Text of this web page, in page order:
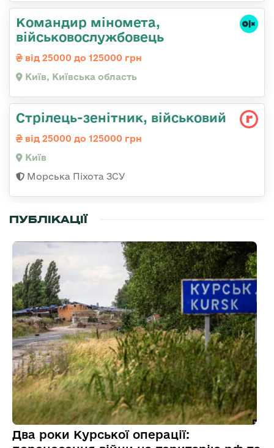
Командиp міномета,
військовослужбовець
від 25000 до 125000 грн
Київ, Київська область
Стpілець-зенітник, військовий
від 25000 до 125000 грн
Київ
Морська Піхота ЗСУ
ПУБЛІКАЦІЇ
Два роки Курської операції: